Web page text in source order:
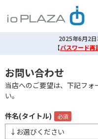
2025年6月2
【パスワード再
お問い合わせ
当店へのご要望は、下記フ
い。
件名(タイトル)